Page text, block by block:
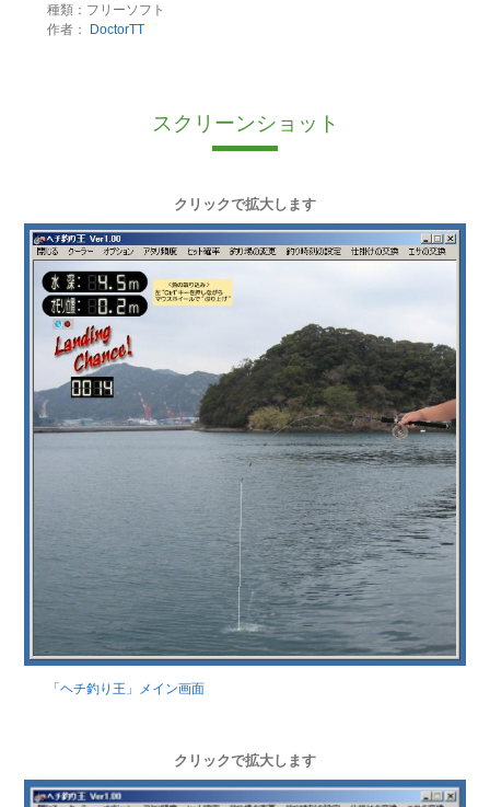
種類：フリーソフト
作者：
DoctorTT
スクリーンショット
クリックで拡大します
「ヘチ釣り王」メイン画面
クリックで拡大します